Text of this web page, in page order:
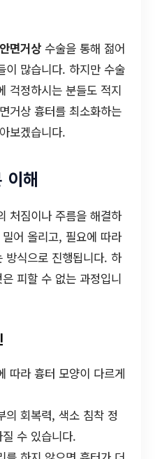
안면거상 수술을 통해 젊어
이 많습니다. 하지만 수술
걱정하시는 분들도 적지
거상 흉터를 최소화하는
보겠습니다.
이해
처짐이나 주름을 해결하
어 올리고, 필요에 따라
방식으로 진행됩니다. 하
피할 수 없는 과정입니
따라 흉터 모양이 다르게
의 회복력, 색소 침착 정
수 있습니다.